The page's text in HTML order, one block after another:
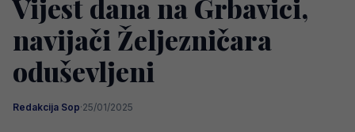
Vijest dana na Grbavici,
navijači Željezničara
oduševljeni
Redakcija Sop·25/01/2025